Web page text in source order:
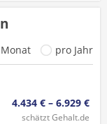
pro Jahr
4.434 € – 6.929 €
schätzt Gehalt.de